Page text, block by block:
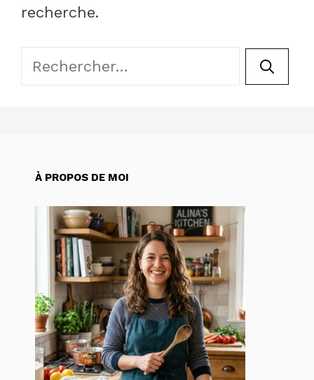
recherche.
Rechercher :
À PROPOS DE MOI